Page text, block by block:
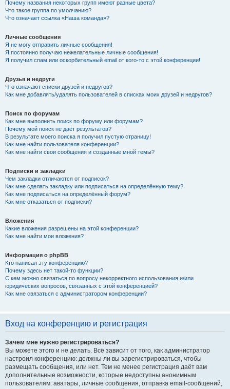
Почему названия некоторых групп имеют разные цвета?
Что такое группа по умолчанию?
Что означает ссылка «Наша команда»?
Личные сообщения
Я не могу отправить личные сообщения!
Я постоянно получаю нежелательные личные сообщения!
Я получил спам или оскорбительный email от кого-то с этой конференции!
Друзья и недруги
Что означают списки друзей и недругов?
Как мне добавлять/удалять пользователей в списках моих друзей и недругов?
Поиск по форумам
Как мне выполнить поиск по форуму или форумам?
Почему мой поиск не даёт результатов?
В результате моего поиска я получил пустую страницу!
Как мне найти пользователя конференции?
Как мне найти свои сообщения и созданные мной темы?
Подписки и закладки
Чем закладки отличаются от подписок?
Как мне сделать закладку или подписаться на определённую тему?
Как мне подписаться на определённый форум?
Как мне отказаться от подписки?
Вложения
Какие вложения разрешены на этой конференции?
Как мне найти мои вложения?
Информация о phpBB
Кто написал эту конференцию?
Почему здесь нет такой-то функции?
С кем можно связаться по вопросу некорректного использования и/или
юридических вопросов, связанных с этой конференцией?
Как мне связаться с администратором конференции?
Вход на конференцию и регистрация
Зачем мне нужно регистрироваться?
Вы можете этого и не делать. Всё зависит от того, как администратор
настроил конференцию: должны ли вы зарегистрироваться, чтобы
размещать сообщения, или нет. Тем не менее регистрация даёт вам
дополнительные возможности, которые недоступны анонимным
пользователям: аватары, личные сообщения, отправка email-сообщений,